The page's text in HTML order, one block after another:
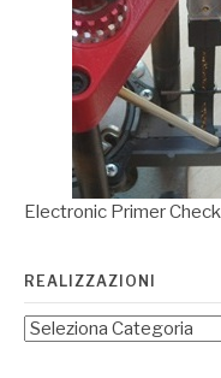
Electronic Primer Check
REALIZZAZIONI